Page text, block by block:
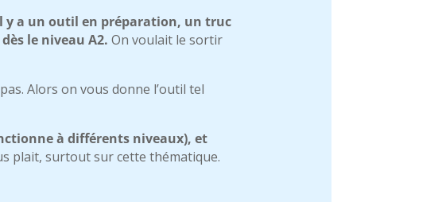
y a un outil en préparation, un truc
le niveau A2. On voulait le sortir
Alors on vous donne l’outil tel
à différents niveaux), et
plait, surtout sur cette thématique.